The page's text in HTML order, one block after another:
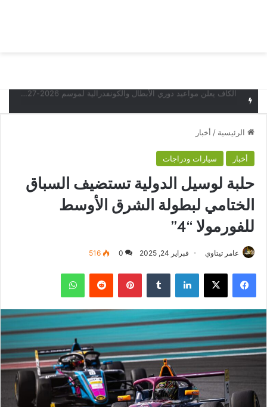
الرئيسية / أخبار
أخبار سيارات ودراجات
حلبة لوسيل الدولية تستضيف السباق
الختامي لبطولة الشرق الأوسط
للفورمولا “4”
عامر تيتاوي فبراير 24, 2025 0
516
فيسبوك ‫X لينكدإن بينتيريست واتساب